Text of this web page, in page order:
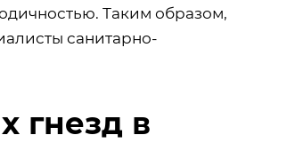
Таким образом,
санитарно-
гнезд в